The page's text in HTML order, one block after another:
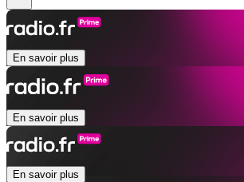
En savoir plus
En savoir plus
En savoir plus